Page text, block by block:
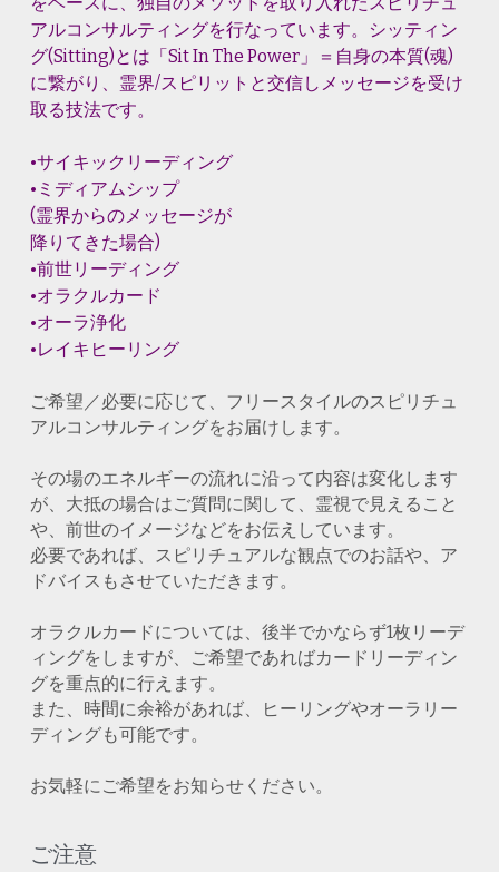
アルコンサルティングを行なっています。シッティン
グ(Sitting)とは「Sit In The Power」＝自身の本質(魂)
に繋がり、霊界/スピリットと交信しメッセージを受け
取る技法です。
•サイキックリーディング
•ミディアムシップ
(霊界からのメッセージが
降りてきた場合)
•前世リーディング
•オラクルカード
•オーラ浄化
•レイキヒーリング
ご希望／必要に応じて、フリースタイルのスピリチュ
アルコンサルティングをお届けします。
その場のエネルギーの流れに沿って内容は変化します
が、大抵の場合はご質問に関して、霊視で見えること
や、前世のイメージなどをお伝えしています。
必要であれば、スピリチュアルな観点でのお話や、ア
ドバイスもさせていただきます。
オラクルカードについては、後半でかならず1枚リーデ
ィングをしますが、ご希望であればカードリーディン
グを重点的に行えます。
また、時間に余裕があれば、ヒーリングやオーラリー
ディングも可能です。
お気軽にご希望をお知らせください。
ご注意